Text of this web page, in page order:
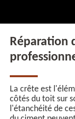
Réparation
La crête est
côtés du toit sur
l'étanchéité de